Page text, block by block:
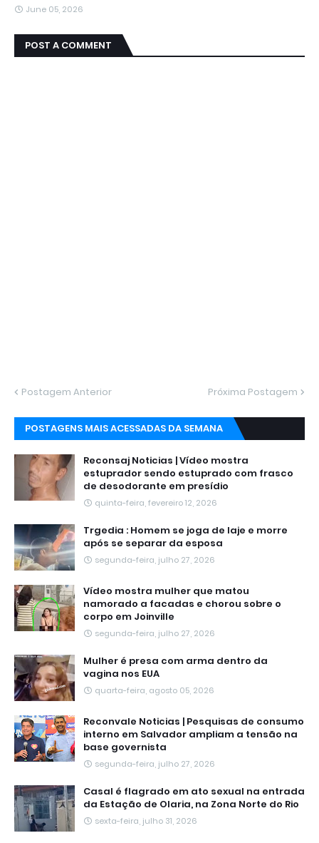
June 05, 2026
POST A COMMENT
Postagem Anterior Próxima Postagem
POSTAGENS MAIS ACESSADAS DA SEMANA
Reconsaj Noticias | Vídeo mostra
estuprador sendo estuprado com frasco
de desodorante em presídio
quinta-feira, fevereiro 12, 2026
Trgedia : Homem se joga de laje e morre
após se separar da esposa
segunda-feira, julho 27, 2026
Vídeo mostra mulher que matou
namorado a facadas e chorou sobre o
corpo em Joinville
segunda-feira, julho 27, 2026
Mulher é presa com arma dentro da
vagina nos EUA
quarta-feira, agosto 05, 2026
Reconvale Noticias | Pesquisas de consumo
interno em Salvador ampliam a tensão na
base governista
segunda-feira, julho 27, 2026
Casal é flagrado em ato sexual na entrada
da Estação de Olaria, na Zona Norte do Rio
sexta-feira, julho 31, 2026